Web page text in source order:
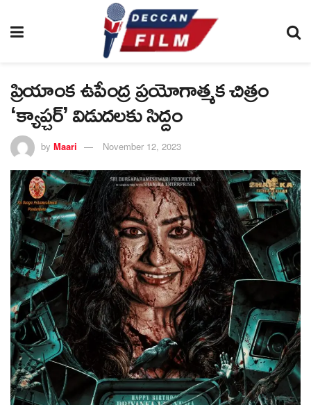
ప్రియాంక ఉపేంద్ర ప్రయోగాత్మక చిత్రం
‘క్యాప్చర్’ విడుదలకు సిద్దం
by Maari November 12, 2023